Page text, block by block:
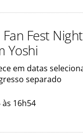
Fest
Yoshi
em datas
separado
16h54